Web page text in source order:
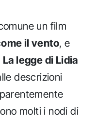
un film
il vento, e
La legge di Lidia
descrizioni
molti i nodi di